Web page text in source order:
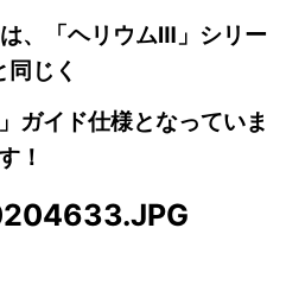
、「ヘリウムⅢ」シリー
同じく
ガイド仕様となっていま
！